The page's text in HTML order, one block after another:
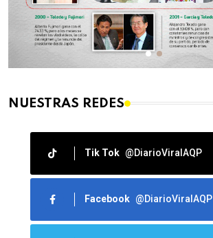
NUESTRAS REDES
Tik Tok @DiarioViralAQP
Facebook @DiarioViralAQP